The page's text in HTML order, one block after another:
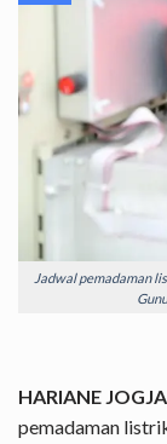
Jadwal pemadaman
HARIANE JOGJA
pemadaman